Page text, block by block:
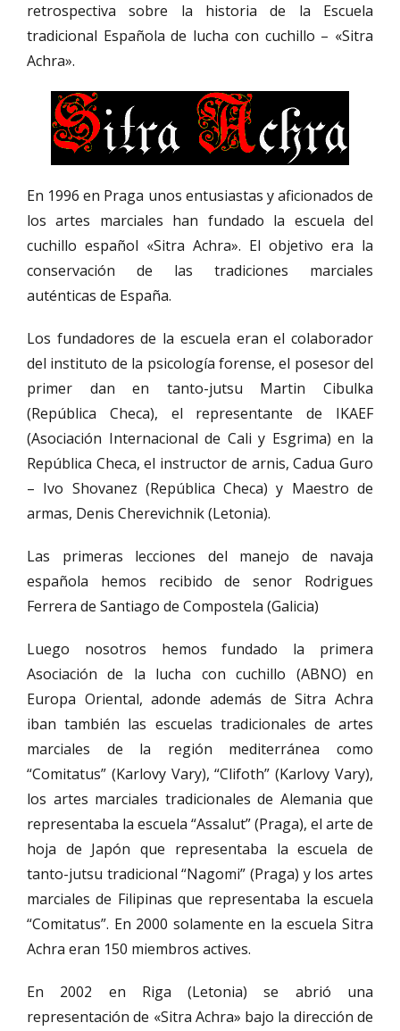
retrospectiva sobre la historia de la Escuela
tradicional Española de lucha con cuchillo – «Sitra
Achra».
En 1996 en Praga unos entusiastas y aficionados de
los artes marciales han fundado la escuela del
cuchillo español «Sitra Achra». El objetivo era la
conservación de las tradiciones marciales
auténticas de España.
Los fundadores de la escuela eran el colaborador
del instituto de la psicología forense, el posesor del
primer dan en tanto-jutsu Martin Cibulka
(República Checa), el representante de IKAEF
(Asociación Internacional de Cali y Esgrima) en la
República Checa, el instructor de arnis, Cadua Guro
– Ivo Shovanez (República Checa) y Maestro de
armas, Denis Cherevichnik (Letonia).
Las primeras lecciones del manejo de navaja
española hemos recibido de senor Rodrigues
Ferrera de Santiago de Compostela (Galicia)
Luego nosotros hemos fundado la primera
Asociación de la lucha con cuchillo (ABNO) en
Europa Oriental, adonde además de Sitra Achra
iban también las escuelas tradicionales de artes
marciales de la región mediterránea como
“Comitatus” (Karlovy Vary), “Clifoth” (Karlovy Vary),
los artes marciales tradicionales de Alemania que
representaba la escuela “Assalut” (Praga), el arte de
hoja de Japón que representaba la escuela de
tanto-jutsu tradicional “Nagomi” (Praga) y los artes
marciales de Filipinas que representaba la escuela
“Comitatus”. En 2000 solamente en la escuela Sitra
Achra eran 150 miembros actives.
En 2002 en Riga (Letonia) se abrió una
representación de «Sitra Achra» bajo la dirección de